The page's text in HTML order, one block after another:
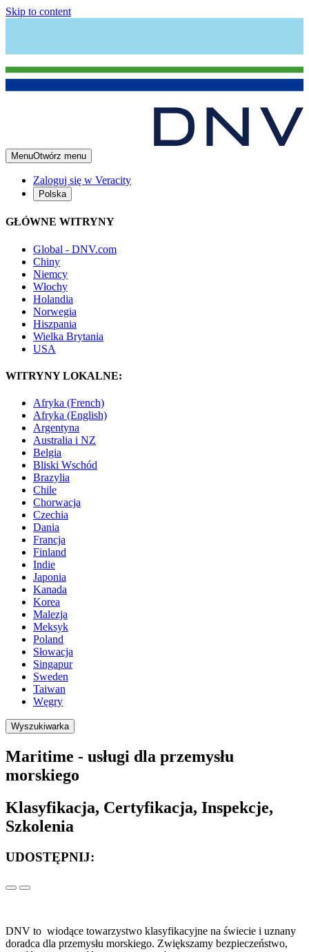
Skip to content
MenuOtwórz menu
Zaloguj się w Veracity
Polska
GŁÓWNE WITRYNY
Global - DNV.com
Chiny
Niemcy
Włochy
Holandia
Norwegia
Hiszpania
Wielka Brytania
USA
WITRYNY LOKALNE:
Afryka (French)
Afryka (English)
Argentyna
Australia i NZ
Belgia
Bliski Wschód
Brazylia
Chile
Chorwacja
Czechia
Dania
Francja
Finland
Indie
Japonia
Kanada
Korea
Malezja
Meksyk
Poland
Słowacja
Singapur
Sweden
Taiwan
Węgry
Wyszukiwarka
Maritime - usługi dla przemysłu
morskiego
Klasyfikacja, Certyfikacja, Inspekcje,
Szkolenia
UDOSTĘPNIJ:
DNV to wiodące towarzystwo klasyfikacyjne na świecie i uznany
doradca dla przemysłu morskiego. Zwiększamy bezpieczeństwo,